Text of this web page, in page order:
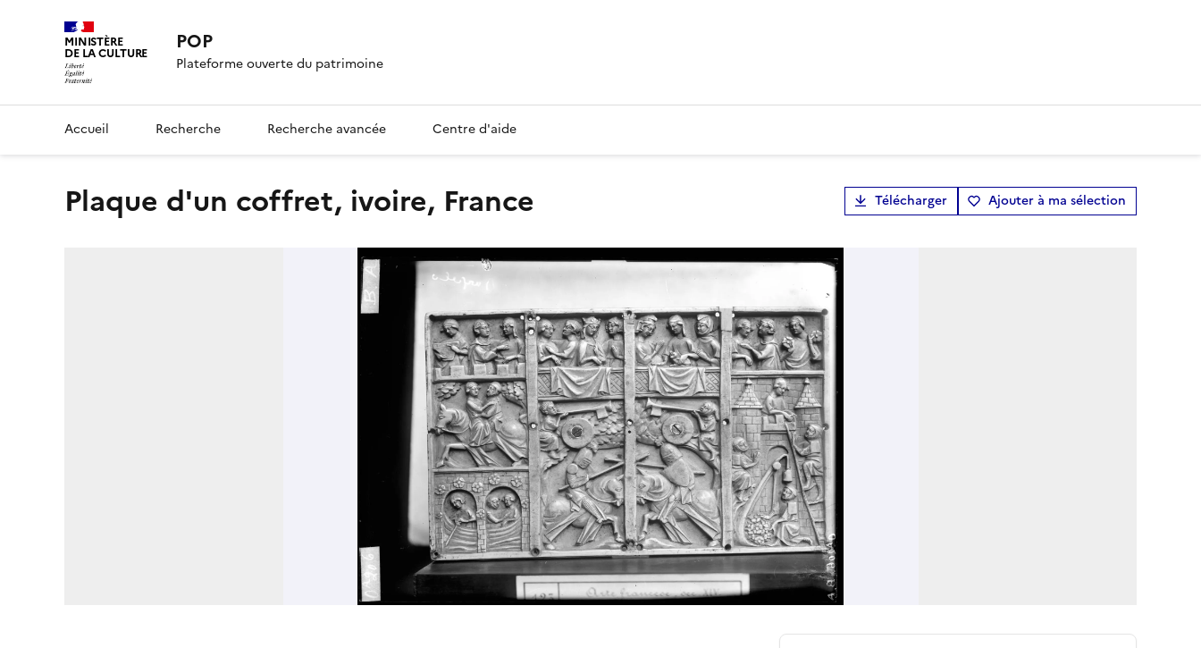
MINISTÈRE
DE LA CULTURE POP
Plateforme ouverte du patrimoine
Accueil Recherche Recherche avancée Centre d'aide
Plaque d'un coffret, ivoire, France Télécharger Ajouter à ma sélection